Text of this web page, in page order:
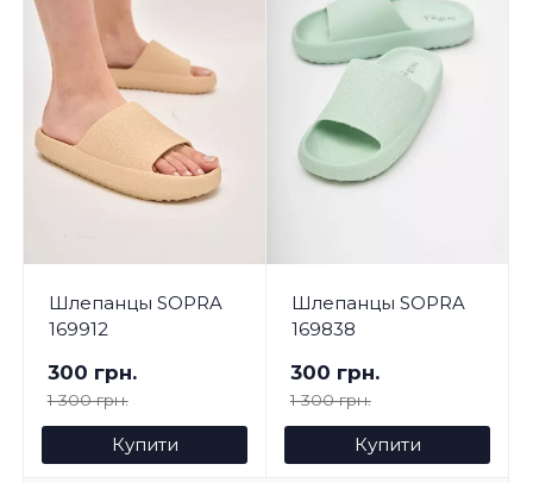
Шлепанцы SOPRA
169912
300 грн.
1 300 грн.
Купити
Шлепанцы SOPRA
169838
300 грн.
1 300 грн.
Купити